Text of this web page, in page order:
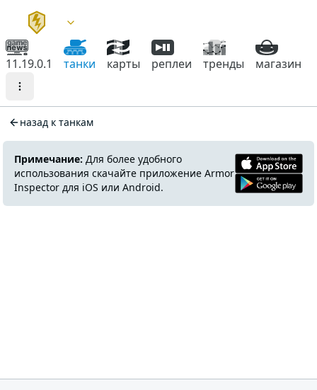
11.19.0.1 танки карты реплеи тренды магазин
назад к танкам
Примечание: Для более удобного
использования скачайте приложение Armor
Inspector для iOS или Android.